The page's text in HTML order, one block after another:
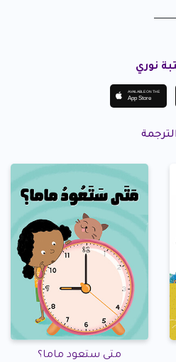
نوري
AVAILABLE ON THE
App Store
متى ستعود ماما؟